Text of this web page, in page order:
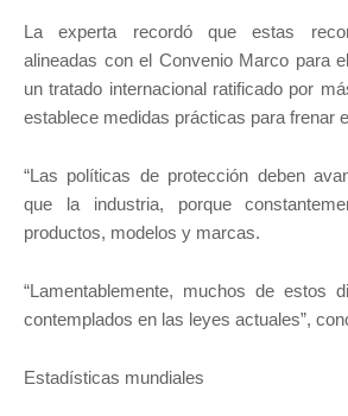
La experta recordó que estas
alineadas con el Convenio Marco para
un tratado internacional ratificado por
establece medidas prácticas para frenar
“Las políticas de protección deben
que la industria, porque
productos, modelos y marcas.
“Lamentablemente, muchos de estos
contemplados en las leyes actuales”,
Estadísticas mundiales